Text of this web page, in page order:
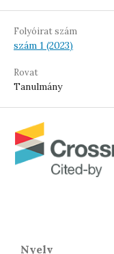
Folyóirat szám
szám 1 (2023)
Rovat
Tanulmány
Nyelv